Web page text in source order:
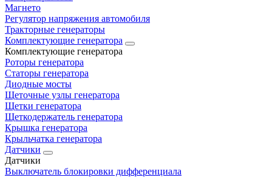
Магнето
Регулятор напряжения автомобиля
Тракторные генераторы
Комплектующие генератора
Комплектующие генератора
Роторы генератора
Статоры генератора
Диодные мосты
Щеточные узлы генератора
Щетки генератора
Щеткодержатель генератора
Крышка генератора
Крыльчатка генератора
Датчики
Датчики
Выключатель блокировки дифференциала